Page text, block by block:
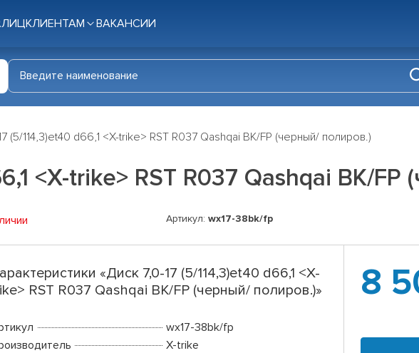
КЛИЕНТАМ ВАКАНСИИ
(5/114,3)et40 d66,1 <X-trike> RST R037 Qashqai BK/FP (черный/ полиров.)
<X-trike> RST R037 Qashqai BK/
Артикул: wx17-38bk/fp
«Диск 7,0-17 (5/114,3)et40 d66,1 <X-
RST R037 Qashqai BK/FP (черный/ полиров.)»
wx17-38bk/fp
X-trike
8